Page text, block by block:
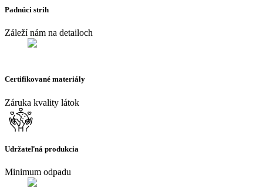
Padnúci strih
Záleží nám na detailoch
Certifikované materiály
Záruka kvality látok
Udržateľná produkcia
Minimum odpadu